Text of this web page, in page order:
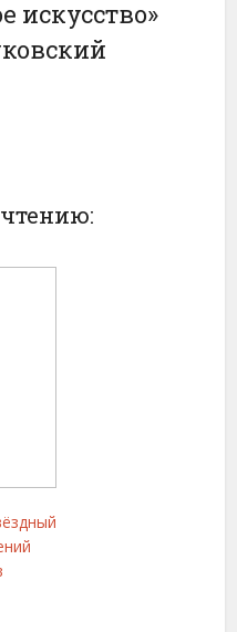
искусство»